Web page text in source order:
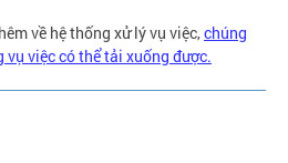
về hệ thống xử lý vụ việc,chúng
việc có thể tải xuống được.